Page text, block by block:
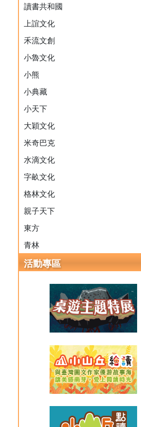
讀書共和國
上誼文化
禾流文創
小魯文化
小熊
小典藏
小天下
大穎文化
米奇巴克
水滴文化
字畝文化
格林文化
親子天下
東方
青林
活動專區